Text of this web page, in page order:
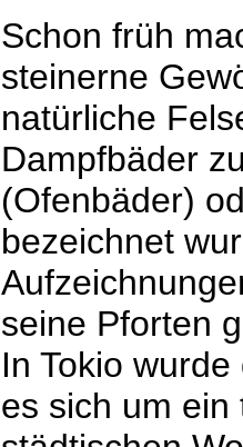
Schon früh
steinerne
natürliche
Dampfbäder
(Ofenbäder)
bezeichnet
seine Pforten
In Tokio
es sich um ein